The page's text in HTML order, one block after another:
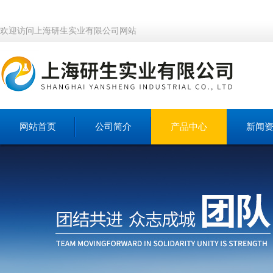
欢迎访问上海研生实业有限公司网站
网站首页 公司简介 产品中心 新闻